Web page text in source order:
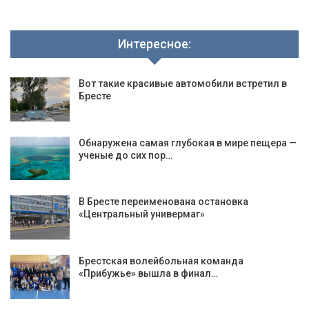
Интересное:
Вот такие красивые автомобили встретил в
Бресте
Обнаружена самая глубокая в мире пещера —
ученые до сих пор…
В Бресте переименована остановка
«Центральный универмаг»
Брестская волейбольная команда
«Прибужье» вышла в финал…